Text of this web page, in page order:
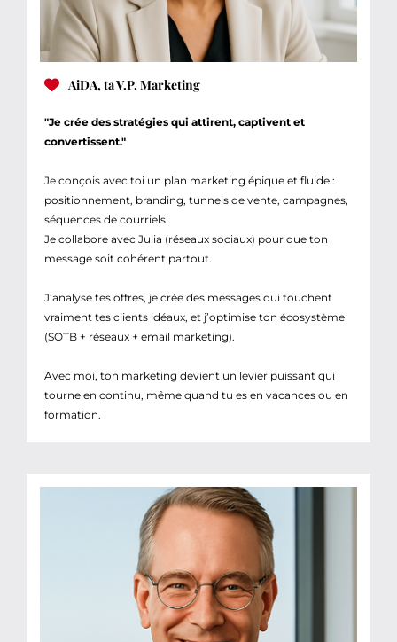
AiDA, ta V.P. Marketing
"Je crée des stratégies qui attirent, captivent et
convertissent."
Je conçois avec toi un plan marketing épique et fluide :
positionnement, branding, tunnels de vente, campagnes,
séquences de courriels.
Je collabore avec Julia (réseaux sociaux) pour que ton
message soit cohérent partout.
J’analyse tes offres, je crée des messages qui touchent
vraiment tes clients idéaux, et j’optimise ton écosystème
(SOTB + réseaux + email marketing).
Avec moi, ton marketing devient un levier puissant qui
tourne en continu, même quand tu es en vacances ou en
formation.